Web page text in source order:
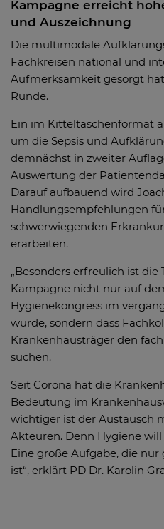
Kampagne erreicht
und Auszeichnung
Die multimodale
Fachkreisen national und
Aufmerksamkeit gesorgt
Runde.
Ein im Kitteltaschenformat
um die Sepsis und
demnächst in zweiter
Auswertung der
Darauf aufbauend wird
Handlungsempfehlungen
schwerwiegenden
erarbeiten.
„Besonders erfreulich ist die
Kampagne nicht nur auf
Hygienekongress im
wurde, sondern dass
Krankenhausträger den
suchen.
Seit Corona hat die
Bedeutung im
wichtiger ist der Austausch
Akteuren. Denn Hygiene
Eine große Aufgabe, die
ist“, erklärt PD Dr. Karolin